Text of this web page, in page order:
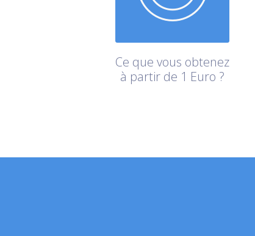
Ce que vous obtenez
à partir de 1 Euro ?